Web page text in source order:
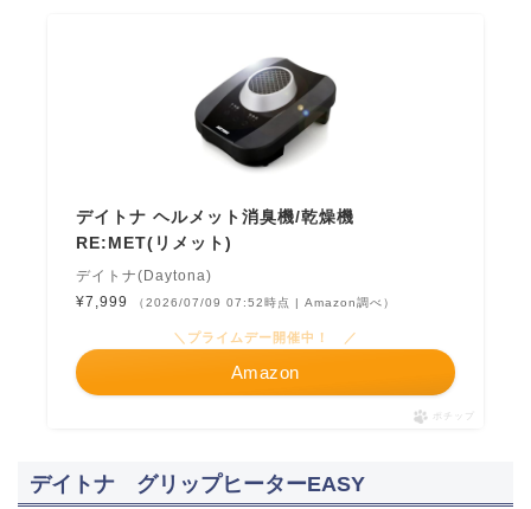
デイトナ ヘルメット消臭機/乾燥機
RE:MET(リメット)
デイトナ(Daytona)
¥7,999
（2026/07/09 07:52時点 | Amazon調べ）
＼プライムデー開催中！ ／
Amazon
ポチップ
デイトナ グリップヒーターEASY